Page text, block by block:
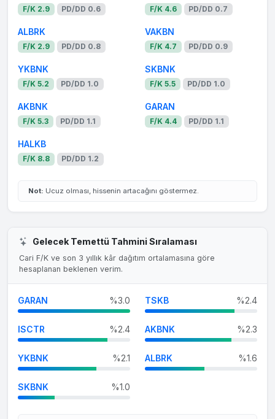
F/K 2.9 PD/DD 0.6 F/K 4.6 PD/DD 0.7
ALBRK
F/K 2.9 PD/DD 0.8
VAKBN
F/K 4.7 PD/DD 0.9
YKBNK
F/K 5.2 PD/DD 1.0
SKBNK
F/K 5.5 PD/DD 1.0
AKBNK
F/K 5.3 PD/DD 1.1
GARAN
F/K 4.4 PD/DD 1.1
HALKB
F/K 8.8 PD/DD 1.2
Not: Ucuz olması, hissenin artacağını göstermez.
Gelecek Temettü Tahmini Sıralaması
Cari F/K ve son 3 yıllık kâr dağıtım ortalamasına göre
hesaplanan beklenen verim.
GARAN %3.0 TSKB %2.4
ISCTR %2.4 AKBNK %2.3
YKBNK %2.1 ALBRK %1.6
SKBNK %1.0